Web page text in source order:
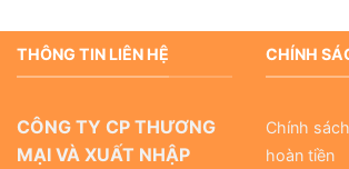
THÔNG TIN LIÊN HỆ
CÔNG TY CP THƯƠNG
MẠI VÀ XUẤT NHẬP
CHÍNH
Chính
hoàn tiền